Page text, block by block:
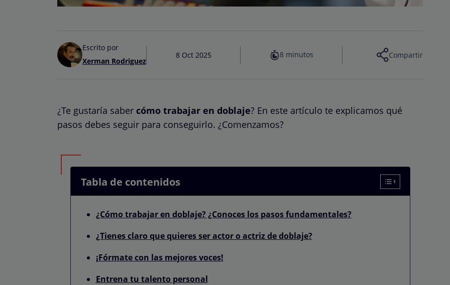
Escrito por
Xerman Rodriguez
8 Oct 2025 8 minutos Compartir
¿Te gustaría saber cómo trabajar en doblaje? En este artículo te explicamos qué
pasos debes seguir para conseguirlo. ¿Comenzamos?
Tabla de contenidos
¿Cómo trabajar en doblaje? ¿Conoces los pasos fundamentales?
¿Tienes claro que quieres ser actor o actriz de doblaje?
¡Fórmate con las mejores voces!
Entrena tu talento personal